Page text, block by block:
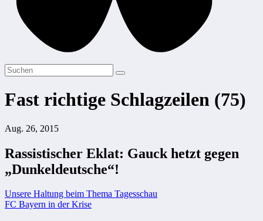
Fast richtige Schlagzeilen (75)
Aug. 26, 2015
Rassistischer Eklat: Gauck hetzt gegen
„Dunkeldeutsche“!
Beitragsnavigation
Unsere Haltung beim Thema Tagesschau
FC Bayern in der Krise